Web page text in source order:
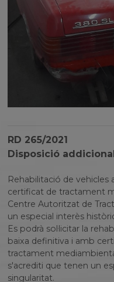
RD 265/2021
Disposició
Rehabilitació de
certificat de tractament
Centre Autoritzat de
un especial interès
Es podrà sol·licitar la
baixa definitiva i amb
tractament
s'acrediti que tenen un
singularitat.